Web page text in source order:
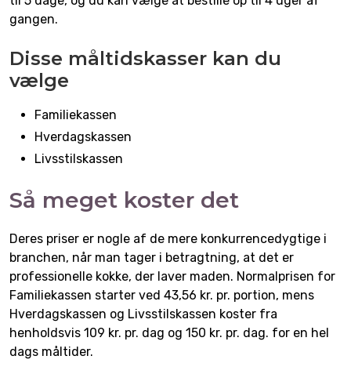
gangen.
Disse måltidskasser kan du
vælge
Familiekassen
Hverdagskassen
Livsstilskassen
Så meget koster det
Deres priser er nogle af de mere konkurrencedygtige i
branchen, når man tager i betragtning, at det er
professionelle kokke, der laver maden. Normalprisen for
Familiekassen starter ved 43,56 kr. pr. portion, mens
Hverdagskassen og Livsstilskassen koster fra
henholdsvis 109 kr. pr. dag og 150 kr. pr. dag. for en hel
dags måltider.